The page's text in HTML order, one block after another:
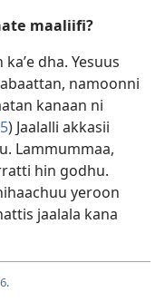
maaliifi?
dha. Yesuus
namoonni
kanaan ni
) Jaalalli akkasii
Lammummaa,
hin godhu.
yeroon
jaalala kana
.